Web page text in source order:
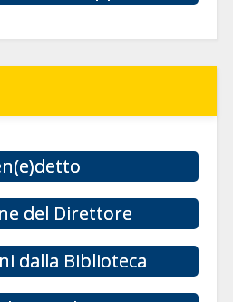
del Direttore
dalla Biblioteca